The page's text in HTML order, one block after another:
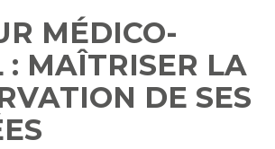
MÉDICO-
: MAÎTRISER LA
DE SES